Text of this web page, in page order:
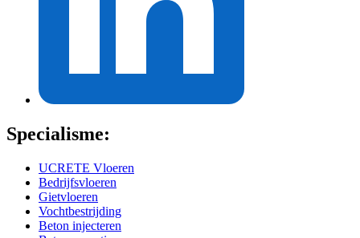
Specialisme:
UCRETE Vloeren
Bedrijfsvloeren
Gietvloeren
Vochtbestrijding
Beton injecteren